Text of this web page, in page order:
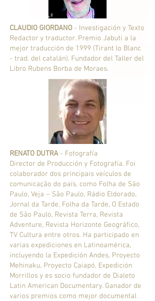
CLAUDIO GIORDANO - Investigación y Texto
Redactor y traductor. Premio Jabuti a la
mejor traducción de 1999 (Tirant lo Blanc
- trad. del catalán). Fundador del Taller del
Libro Rubens Borba de Moraes.
RENATO DUTRA - Fotografía
Director de Producción y Fotografía. Foi
colaborador dos principais veículos de
comunicação do país, como Folha de São
Paulo, Veja – São Paulo, Rádio Eldorado,
Jornal da Tarde, Folha da Tarde, O Estado
de São Paulo, Revista Terra, Revista
Adventure, Revista Horizonte Geográfico,
TV Cultura entre otros. Ha participado en
varias expediciones en Latinoamérica,
incluyendo la Expedición Andes, Proyecto
Mehinaku, Proyecto Caiapó, Expedición
Morrillos y es socio fundador de Dialeto
Latin American Documentary. Ganador de
varios premios como mejor documental